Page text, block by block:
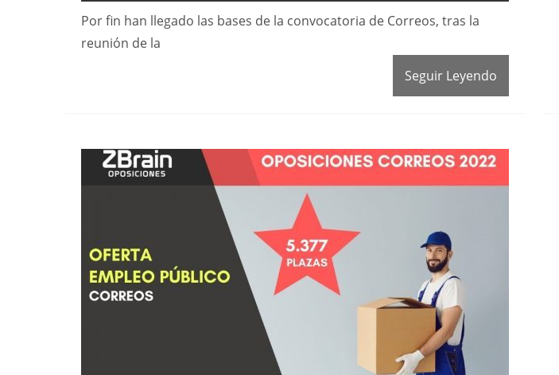
Por fin han llegado las bases de la convocatoria de Correos, tras la
reunión de la
Seguir Leyendo